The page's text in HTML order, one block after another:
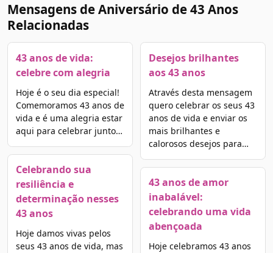
Mensagens de Aniversário de 43 Anos
Relacionadas
43 anos de vida:
celebre com alegria
Hoje é o seu dia especial!
Comemoramos 43 anos de
vida e é uma alegria estar
aqui para celebrar junto…
Celebrando sua
resiliência e
determinação nesses
43 anos
Hoje damos vivas pelos
seus 43 anos de vida, mas
Desejos brilhantes
aos 43 anos
Através desta mensagem
quero celebrar os seus 43
anos de vida e enviar os
mais brilhantes e
calorosos desejos para…
43 anos de amor
inabalável:
celebrando uma vida
abençoada
Hoje celebramos 43 anos